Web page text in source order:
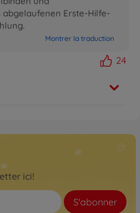
Erste-Hilfe-
Montrer la traduction
24
ici!
S'abonner